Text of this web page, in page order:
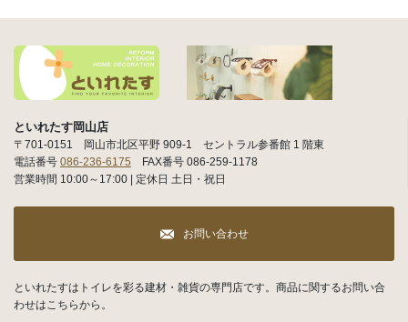
といれたす岡山店
〒701-0151 岡山市北区平野 909-1 セントラル参番館 1 階東
電話番号 086-236-6175 FAX番号 086-259-1178
営業時間 10:00～17:00 | 定休日 土日・祝日
お問い合わせ
といれたすはトイレを彩る建材・雑貨の専門店です。商品に関するお問い合
わせはこちらから。